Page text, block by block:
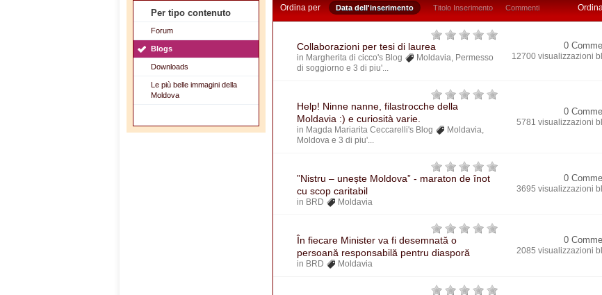
Per tipo contenuto
Forum
Blogs
Downloads
Le più belle immagini della
Moldova
Ordina per Data dell'inserimento Titolo Inserimento Commenti
Collaborazioni per tesi di laurea
in Margherita di cicco's Blog Moldavia Permesso
di soggiorno e 3 di piu'...
0
12700 visualizzazioni
Help! Ninne nanne, filastrocche della
Moldavia :) e curiosità varie.
in Magda Mariarita Ceccarelli's Blog Moldavia
Moldova e 3 di piu'...
0
5781 visualizzazioni
”Nistru – unește Moldova” - maraton de înot
cu scop caritabil
in BRD Moldavia
0
3695 visualizzazioni
În fiecare Minister va fi desemnată o
persoană responsabilă pentru diasporă
in BRD Moldavia
0
2085 visualizzazioni